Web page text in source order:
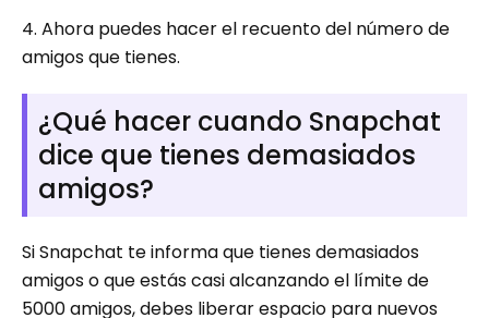
4. Ahora puedes hacer el recuento del número de
amigos que tienes.
¿Qué hacer cuando Snapchat
dice que tienes demasiados
amigos?
Si Snapchat te informa que tienes demasiados
amigos o que estás casi alcanzando el límite de
5000 amigos, debes liberar espacio para nuevos